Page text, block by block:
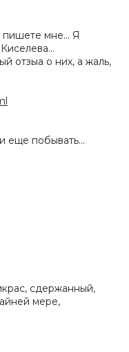
пишете мне… Я
отзыа о них, а жаль,
еще побывать…
сдержанный,
мере,